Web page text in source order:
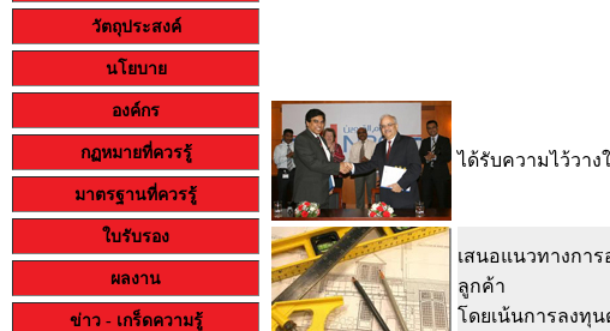
วัตถุประสงค์
นโยบาย
องค์กร
กฏหมายที่ควรรู้
มาตรฐานที่ควรรู้
ใบรับรอง
ผลงาน
ข่าว - เกร็ดความรู้
ได้รับความไว้วา
เสนอแนวทางกา
ลูกค้า
โดยเน้นการลงทุ